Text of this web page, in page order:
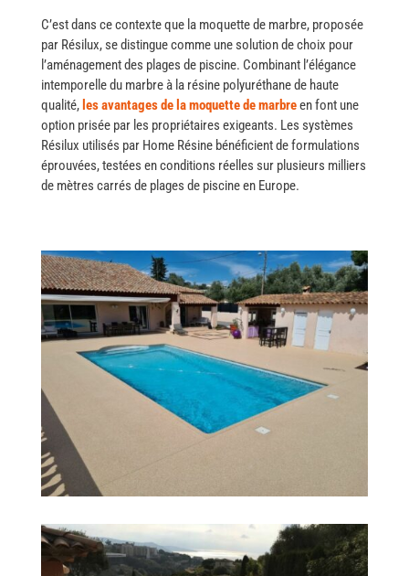
C’est dans ce contexte que la moquette de marbre, proposée
par Résilux, se distingue comme une solution de choix pour
l’aménagement des plages de piscine. Combinant l’élégance
intemporelle du marbre à la résine polyuréthane de haute
qualité, les avantages de la moquette de marbreen font une
option prisée par les propriétaires exigeants. Les systèmes
Résilux utilisés par Home Résine bénéficient de formulations
éprouvées, testées en conditions réelles sur plusieurs milliers
de mètres carrés de plages de piscine en Europe.